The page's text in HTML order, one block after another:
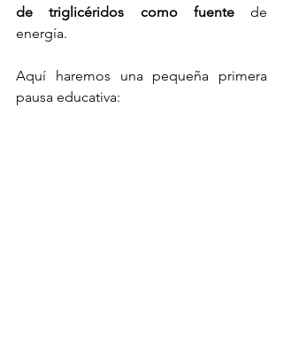
de triglicéridos como fuente de
energía.
Aquí haremos una pequeña primera
pausa educativa: